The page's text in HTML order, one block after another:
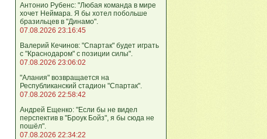
Антонио Рубенс: "Любая команда в мире
хочет Неймара. Я бы хотел побольше
бразильцев в "Динамо".
07.08.2026 23:16:45
Валерий Кечинов: "Спартак" будет играть
с "Краснодаром" с позиции силы".
07.08.2026 23:06:02
"Алания" возвращается на
Республиканский стадион "Спартак".
07.08.2026 22:58:42
Андрей Ещенко: "Если бы не видел
перспектив в "Броук Бойз", я бы сюда не
пошёл".
07.08.2026 22:34:22